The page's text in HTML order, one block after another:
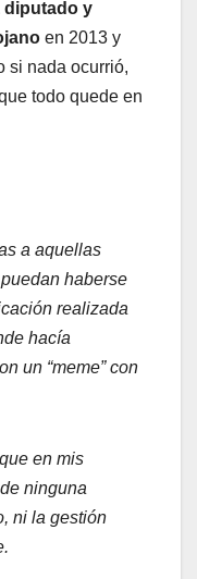
diputado y
en 2013 y
si nada ocurrió,
todo quede en
a aquellas
haberse
realizada
hacía
un “meme” con
en mis
ninguna
ni la gestión